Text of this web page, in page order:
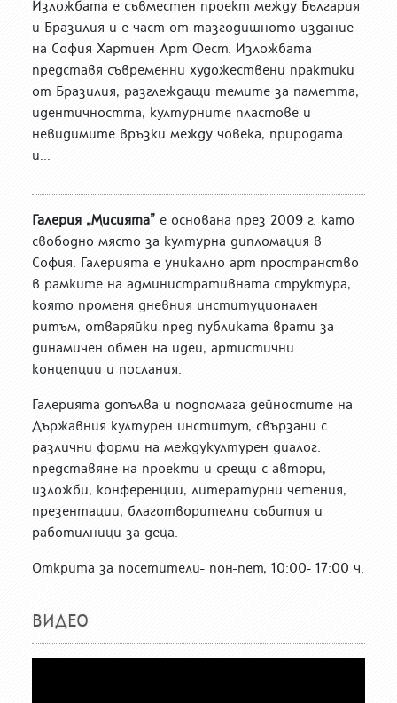
Изложбата е съвместен проект между България
и Бразилия и е част от тазгодишното издание
на София Хартиен Арт Фест. Изложбата
представя съвременни художествени практики
от Бразилия, разглеждащи темите за паметта,
идентичността, културните пластове и
невидимите връзки между човека, природата
и...
Галерия „Мисията” е основана през 2009 г. като
свободно място за културна дипломация в
София. Галерията е уникално арт пространство
в рамките на административната структура,
която променя дневния институционален
ритъм, отваряйки пред публиката врати за
динамичен обмен на идеи, артистични
концепции и послания.
Галерията допълва и подпомага дейностите на
Държавния културен институт, свързани с
различни форми на междукултурен диалог:
представяне на проекти и срещи с автори,
изложби, конференции, литературни четения,
презентации, благотворителни събития и
работилници за деца.
Открита за посетители- пон-пет, 10:00- 17:00 ч.
ВИДЕО